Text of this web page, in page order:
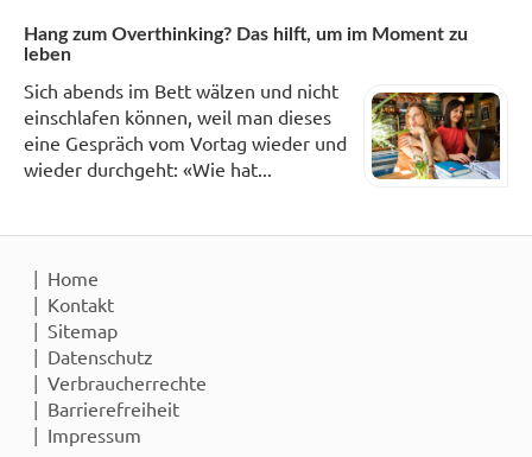
Hang zum Overthinking? Das hilft, um im Moment zu
leben
Sich abends im Bett wälzen und nicht
einschlafen können, weil man dieses
eine Gespräch vom Vortag wieder und
wieder durchgeht: «Wie hat...
Home
Kontakt
Sitemap
Datenschutz
Verbraucherrechte
Barrierefreiheit
Impressum